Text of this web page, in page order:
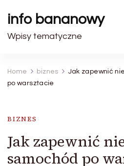
info bananowy
Wpisy tematyczne
Home biznes
Jak zapewnić
po warsztacie
BIZNES
Jak zapewnić
samochód po